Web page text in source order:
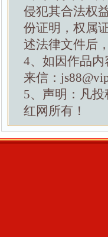
侵犯其合法权
份证明，权属
述法律文件后
4、如因作品
来信：
5、声明：凡
红网所有！